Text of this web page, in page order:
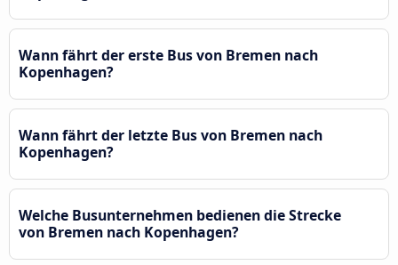
Wann fährt der erste Bus von Bremen nach
Kopenhagen?
Wann fährt der letzte Bus von Bremen nach
Kopenhagen?
Welche Busunternehmen bedienen die Strecke
von Bremen nach Kopenhagen?